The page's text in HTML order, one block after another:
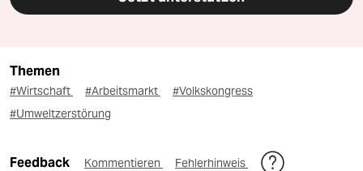
Themen
#Wirtschaft #Arbeitsmarkt
#Volkskongress
#Umweltzerstörung
Feedback Kommentieren Fehlerhinweis